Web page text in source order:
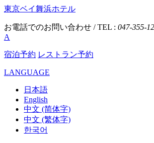
東京ベイ舞浜ホテル
お電話でのお問い合わせ / TEL : 047-355-
A
宿泊予約 レストラン予約
LANGUAGE
日本語
English
中文 (简体字)
中文 (繁体字)
한국어